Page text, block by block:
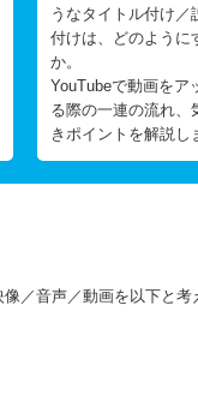
うなタイトル付け／
付けは、どのように
か。
YouTubeで動画をア
る際の一連の流れ、
きポイントを解説し
／音声／動画を以下と考